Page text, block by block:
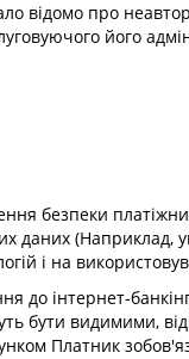
відомо про
його
безпеки
даних (Наприклад,
і на
до інтернет-
бути видимими,
Платник